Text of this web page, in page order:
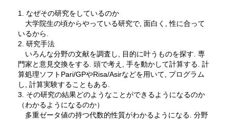
1. なぜその研究をしているのか
大学院生の頃からやっている研究で, 面白く, 性に合って
いるから.
2. 研究手法
いろんな分野の文献を調査し, 目的に叶うものを探す. 専
門家と意見交換をする. 頭で考え, 手を動かして計算する. 計
算処理ソフトPari/GPやRisa/Asirなどを用いて, プログラム
し, 計算実験することもある.
3. その研究の結果どのようなことができるようになるのか
（わかるようになるのか）
多重ゼータ値の持つ代数的性質がわかるようになる. 分野